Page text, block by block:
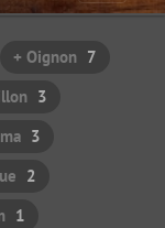
+ Oignon 7
3
3
2
1